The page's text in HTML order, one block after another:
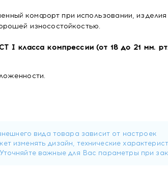
комфорт при использовании, изделия
износостойкостью.
I класса компрессии (от 18 до 21 мм.
при спортивных нагрузках.
единичные варикозно-расширенные